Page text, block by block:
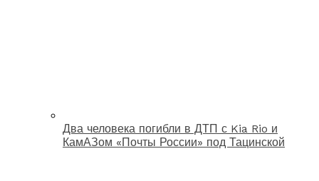
Два человека погибли в ДТП с Kia Rio и
КамАЗом «Почты России» под Тацинской